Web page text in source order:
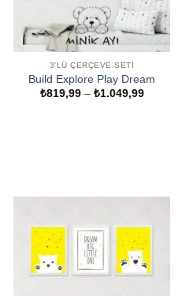
3'LÜ ÇERÇEVE SETI
Build Explore Play Dream
₺819,99 – ₺1.049,99Fiyat